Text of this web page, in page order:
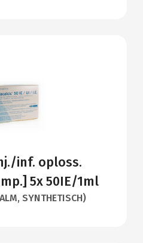
inf. oploss.
5x 50IE/1ml
SYNTHETISCH)